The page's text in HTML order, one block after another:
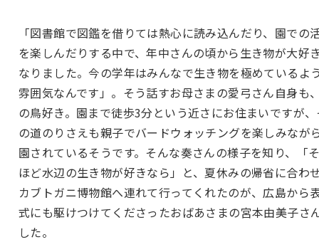
「図書館で図鑑を借りては熱心に読み込んだり、園での
を楽しんだりする中で、年中さんの頃から生き物が大好
なりました。今の学年はみんなで生き物を極めているよ
雰囲気なんです」。そう話すお母さまの愛弓さん自身も
の鳥好き。園まで徒歩3分という近さにお住まいですが
の道のりさえも親子でバードウォッチングを楽しみなが
園されているそうです。そんな奏さんの様子を知り、「
ほど水辺の生き物が好きなら」と、夏休みの帰省に合わ
カブトガニ博物館へ連れて行ってくれたのが、広島から
式にも駆けつけてくださったおばあさまの宮本由美子さ
した。